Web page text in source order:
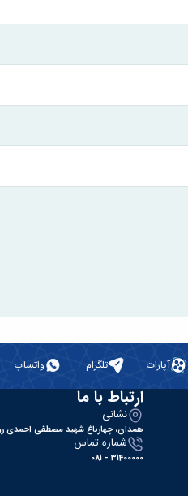
آپارات تلگرام واتساپ
ارتباط با ما
نشانی
همدان، چهارباغ شهید مصطفی احمدی
شماره تماس
31400000 - 081